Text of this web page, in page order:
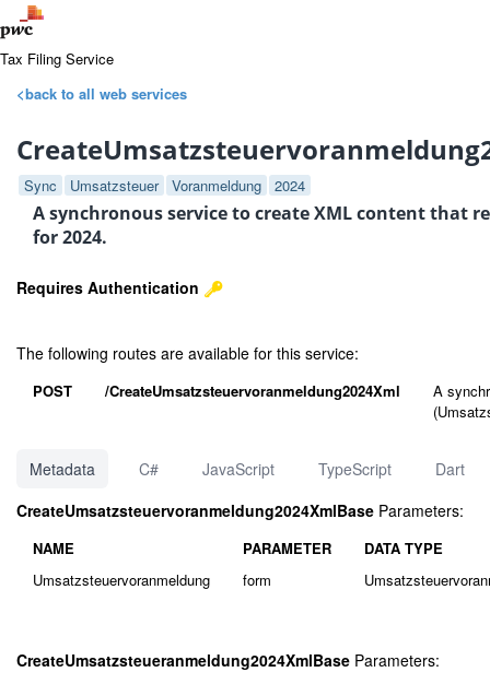
Tax Filing Service
<back to all web services
Sync Umsatzsteuer Voranmeldung 2024
A synchronous service to create XML content that
for 2024.
Requires Authentication
The following routes are available for this service:
POST /CreateUmsatzsteuervoranmeldung2024Xml
A
Metadata C# JavaScript TypeScript
Dart
CreateUmsatzsteuervoranmeldung2024XmlBase Parameters:
NAME PARAMETER
DATA TYPE
Umsatzsteuervoranmeldung
form
CreateUmsatzsteueranmeldung2024XmlBase Parameters: